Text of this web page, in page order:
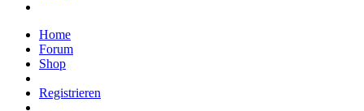
Home
Forum
Shop
Registrieren